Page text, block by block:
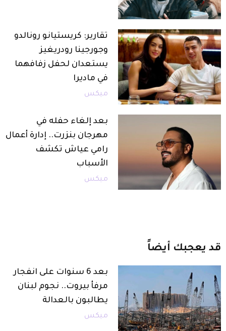
تقارير: كريستيانو رونالدو
وجورجينا رودريغيز
يستعدان لحفل زفافهما
في ماديرا
ميكس
بعد إلغاء حفله في
مهرجان بنزرت.. إدارة أعمال
رامي عياش تكشف
الأسباب
ميكس
قد يعجبك أيضاً
بعد 6 سنوات على انفجار
مرفأ بيروت.. نجوم لبنان
يطالبون بالعدالة
ميكس